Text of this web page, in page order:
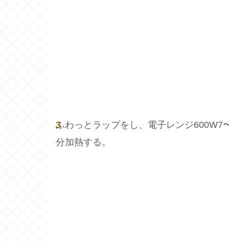
3
ふわっとラップをし、電子レンジ600W7
分加熱する。